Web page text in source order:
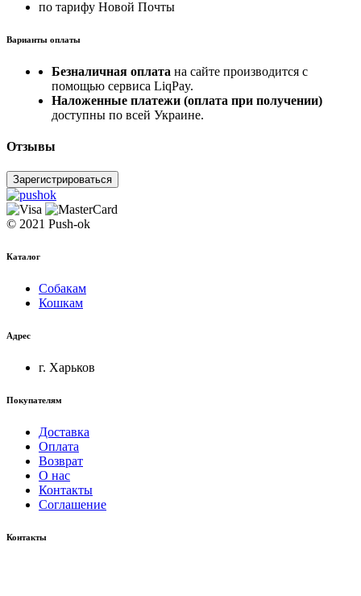
по тарифу Новой Почты
Варианты оплаты
Безналичная оплата на сайте производится с
помощью сервиса LiqPay.
Наложенные платежи (оплата при получении)
доступны по всей Украине.
Отзывы
Зарегистрироваться
© 2021 Push-ok
Каталог
Собакам
Кошкам
Адрес
г. Харьков
Покупателям
Доставка
Оплата
Возврат
О нас
Контакты
Соглашение
Контакты